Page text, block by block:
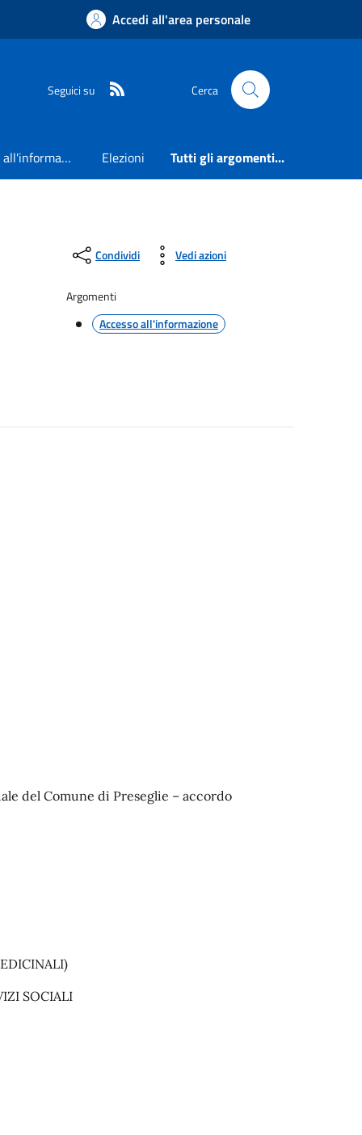
Accedi all'area personale
Seguici su Cerca
Accesso all'informazione Elezioni Tutti gli argomenti...
Condividi Vedi azioni
Argomenti
Accesso all'informazione
del Comune di Preseglie – accordo
SOCIALI